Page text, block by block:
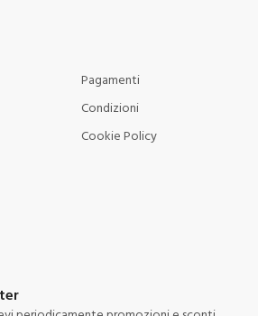
Pagamenti
Condizioni
Cookie Policy